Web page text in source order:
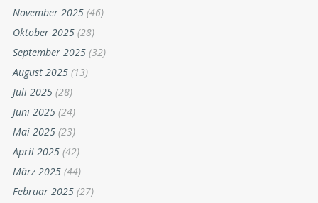
November 2025 (46)
Oktober 2025 (28)
September 2025 (32)
August 2025 (13)
Juli 2025 (28)
Juni 2025 (24)
Mai 2025 (23)
April 2025 (42)
März 2025 (44)
Februar 2025 (27)